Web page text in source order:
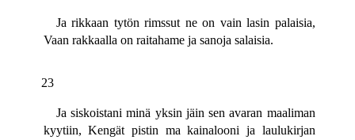
Ja rikkaan tytön rimssut ne on vain lasin palaisia,
Vaan rakkaalla on raitahame ja sanoja salaisia.
23
Ja siskoistani minä yksin jäin sen avaran maaliman
kyytiin, Kengät pistin ma kainalooni ja laulukirjan